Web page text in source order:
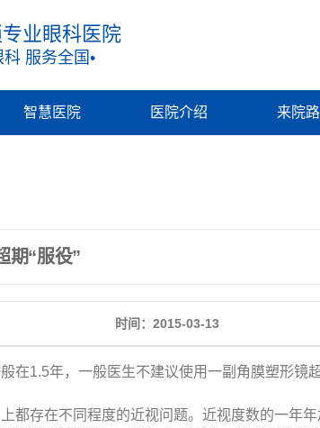
业眼科医院
科 服务全国•
智慧医院 医院介绍 来院
期“服役”
时间：2015-03-13
在1.5年，一般医生不建议使用一副角膜塑形镜
都存在不同程度的近视问题。近视度数的一年